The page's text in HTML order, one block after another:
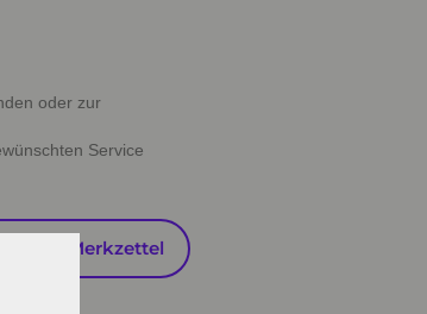
oder zur
Service
Auf den Merkzettel